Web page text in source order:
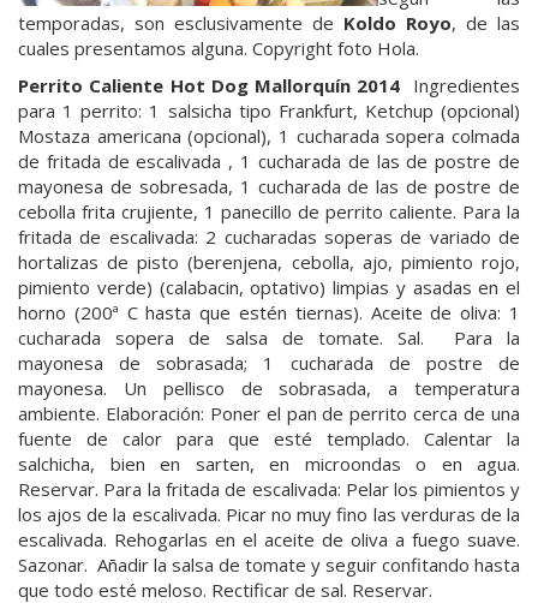
temporadas, son esclusivamente de Koldo Royo, de las
cuales presentamos alguna. Copyright foto Hola.
Perrito Caliente Hot Dog Mallorquín 2014 Ingredientes
para 1 perrito: 1 salsicha tipo Frankfurt, Ketchup (opcional)
Mostaza americana (opcional), 1 cucharada sopera colmada
de fritada de escalivada , 1 cucharada de las de postre de
mayonesa de sobresada, 1 cucharada de las de postre de
cebolla frita crujiente, 1 panecillo de perrito caliente. Para la
fritada de escalivada: 2 cucharadas soperas de variado de
hortalizas de pisto (berenjena, cebolla, ajo, pimiento rojo,
pimiento verde) (calabacin, optativo) limpias y asadas en el
horno (200ª C hasta que estén tiernas). Aceite de oliva: 1
cucharada sopera de salsa de tomate. Sal. Para la
mayonesa de sobrasada; 1 cucharada de postre de
mayonesa. Un pellisco de sobrasada, a temperatura
ambiente. Elaboración: Poner el pan de perrito cerca de una
fuente de calor para que esté templado. Calentar la
salchicha, bien en sarten, en microondas o en agua.
Reservar. Para la fritada de escalivada: Pelar los pimientos y
los ajos de la escalivada. Picar no muy fino las verduras de la
escalivada. Rehogarlas en el aceite de oliva a fuego suave.
Sazonar. Añadir la salsa de tomate y seguir confitando hasta
que todo esté meloso. Rectificar de sal. Reservar.